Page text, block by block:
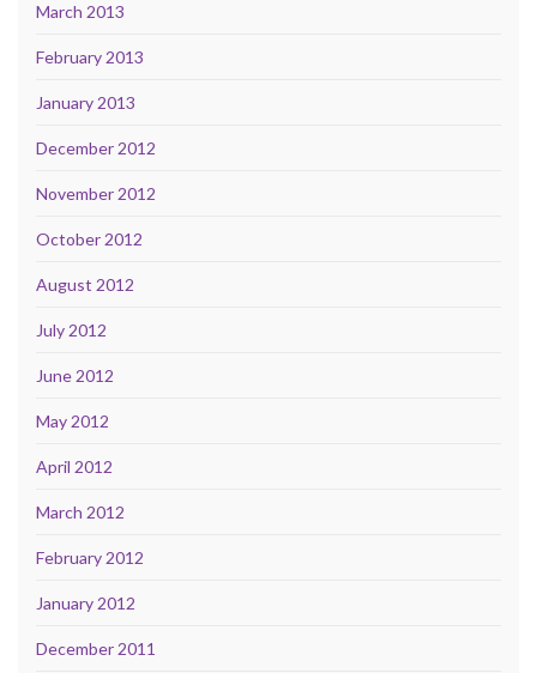
March 2013
February 2013
January 2013
December 2012
November 2012
October 2012
August 2012
July 2012
June 2012
May 2012
April 2012
March 2012
February 2012
January 2012
December 2011